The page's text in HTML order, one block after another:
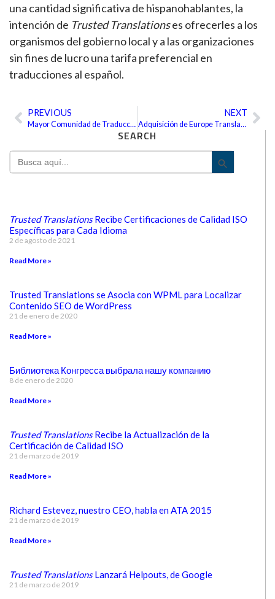
SEARCH
Search
for:
Search
Trusted TranslationsRecibe Certificaciones de Calidad ISO
Específicas para Cada Idioma
2 de agosto de 2021
Read More »
Trusted Translations se Asocia con WPML para Localizar
Contenido SEO de WordPress
21 de enero de 2020
Read More »
Библиотека Конгресса выбрала нашу компанию
8 de enero de 2020
Read More »
Trusted TranslationsRecibe la Actualización de la
Certificación de Calidad ISO
21 de marzo de 2019
Read More »
Richard Estevez, nuestro CEO, habla en ATA 2015
21 de marzo de 2019
Read More »
Trusted TranslationsLanzará Helpouts, de Google
21 de marzo de 2019
una cantidad significativa de hispanohablantes, la
intención de Trusted Translationses ofrecerles a los
organismos del gobierno local y a las organizaciones
sin fines de lucro una tarifa preferencial en
traducciones al español.
AntPREVIOUS
Mayor Comunidad de Traducción
NEXT
Adquisición de Europe Translations